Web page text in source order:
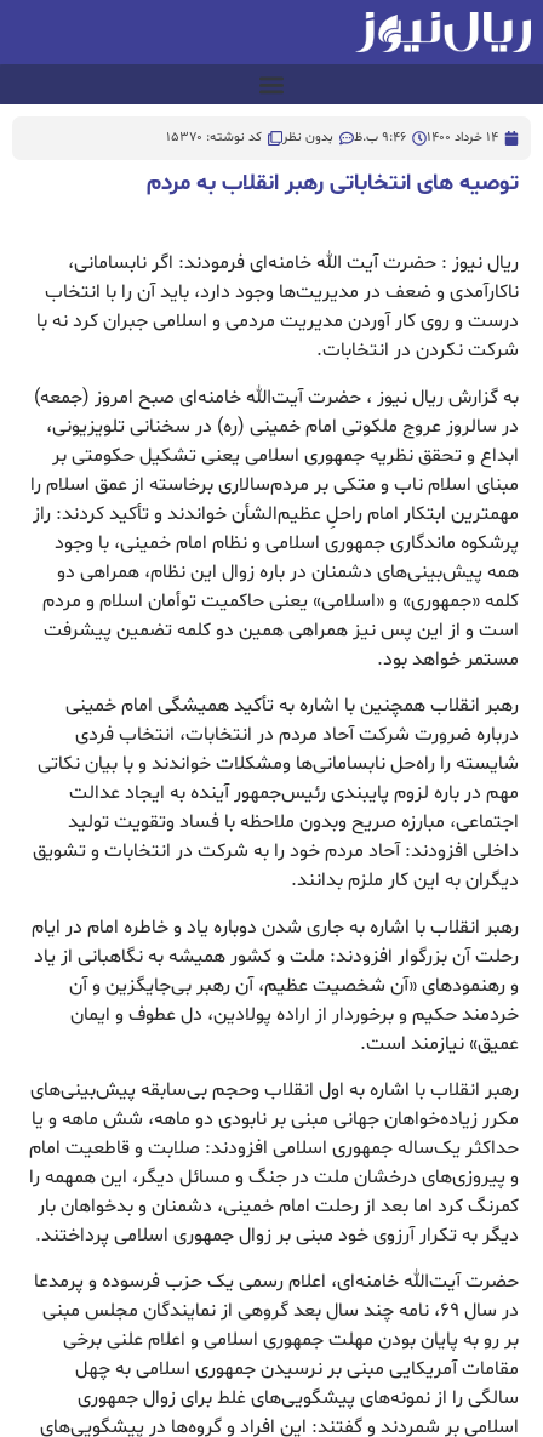
14 خرداد 1400 9:46 ب.ظ بدون نظر کد نوشته: 15370
توصیه های انتخاباتی رهبر انقلاب به مردم
ریال نیوز : حضرت آیت الله خامنه‌ای فرمودند: اگر نابسامانی،
ناکارآمدی و ضعف در مدیریت‌ها وجود دارد، باید آن را با انتخاب
درست و روی کار آوردن مدیریت مردمی و اسلامی جبران کرد نه با
شرکت نکردن در انتخابات.
به گزارش ریال نیوز ، حضرت آیت‌الله خامنه‌ای صبح امروز (جمعه)
در سالروز عروج ملکوتی امام خمینی (ره) در سخنانی تلویزیونی،
ابداع و تحقق نظریه جمهوری اسلامی یعنی تشکیل حکومتی بر
مبنای اسلام ناب و متکی بر مردم‌سالاری برخاسته از عمق اسلام را
مهمترین ابتکار امام راحلِ عظیم‌الشأن خواندند و تأکید کردند: راز
پرشکوه ماندگاری جمهوری اسلامی و نظام امام خمینی، با وجود
همه پیش‌بینی‌های دشمنان در باره زوال این نظام، همراهی دو
کلمه «جمهوری» و «اسلامی» یعنی حاکمیت توأمان اسلام و مردم
است و از این پس نیز همراهی همین دو کلمه تضمین پیشرفت
مستمر خواهد بود.
رهبر انقلاب همچنین با اشاره به تأکید همیشگی امام خمینی
درباره ضرورت شرکت آحاد مردم در انتخابات، انتخاب فردی
شایسته را راه‌حل نابسامانی‌ها ومشکلات خواندند و با بیان نکاتی
مهم در باره لزوم پایبندی رئیس‌جمهور آینده به ایجاد عدالت
اجتماعی، مبارزه صریح وبدون ملاحظه با فساد وتقویت تولید
داخلی افزودند: آحاد مردم خود را به شرکت در انتخابات و تشویق
دیگران به این کار ملزم بدانند.
رهبر انقلاب با اشاره به جاری شدن دوباره یاد و خاطره امام در ایام
رحلت آن بزرگوار افزودند: ملت و کشور همیشه به نگاهبانی از یاد
و رهنمودهای «آن شخصیت عظیم، آن رهبر بی‌جایگزین و آن
خردمند حکیم و برخوردار از اراده پولادین، دل عطوف و ایمان
عمیق» نیازمند است.
رهبر انقلاب با اشاره به اول انقلاب وحجم بی‌سابقه پیش‌بینی‌های
مکرر زیاده‌خواهان جهانی مبنی بر نابودی دو ماهه، شش ماهه و یا
حداکثر یک‌ساله جمهوری اسلامی افزودند: صلابت و قاطعیت امام
و پیروزی‌های درخشان ملت در جنگ و مسائل دیگر، این همهمه را
کمرنگ کرد اما بعد از رحلت امام خمینی، دشمنان و بدخواهان بار
دیگر به تکرار آرزوی خود مبنی بر زوال جمهوری اسلامی پرداختند.
حضرت آیت‌الله خامنه‌ای، اعلام رسمی یک حزب فرسوده و پرمدعا
در سال ۶۹، نامه چند سال بعد گروهی از نمایندگان مجلس مبنی
بر رو به پایان بودن مهلت جمهوری اسلامی و اعلام علنی برخی
مقامات آمریکایی مبنی بر نرسیدن جمهوری اسلامی به چهل
سالگی را از نمونه‌های پیشگویی‌های غلط برای زوال جمهوری
اسلامی بر شمردند و گفتند: این افراد و گروه‌ها در پیشگویی‌های